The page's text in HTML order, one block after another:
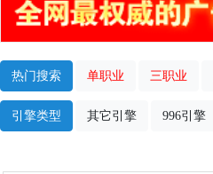
热门搜索 单职业 三职业
引擎类型 其它引擎 996引擎